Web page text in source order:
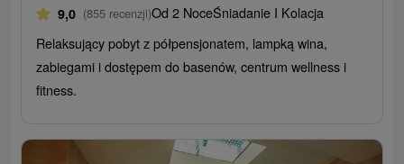
9,0 (855 recenzji)Od 2 NoceŚniadanie I Kolacja
Relaksujący pobyt z półpensjonatem, lampką wina,
zabiegami i dostępem do basenów, centrum wellness i
fitness.